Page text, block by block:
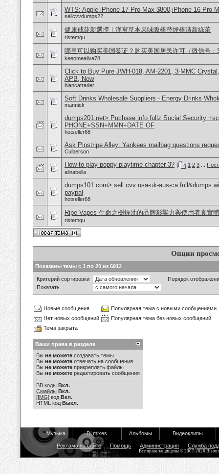
WTS: Apple iPhone 17 Pro Max $800,iPhone 16 Pro
sellcvvdumps22
健康戒菸新選擇｜漢宮草本果味吸棒替煙棒清新綠茶
ristemqu
哪里可以购买美国签证？购买美国居民许可（微信号：
keepmealive78
Click to Buy Pure JWH-018, AM-2201, 3-MMC
APB, Now
blancatrader
Soft Drinks Wholesale Suppliers - Energy Drinks
mannick
dumps201.net> Puchase info fullz Social Security
PHONE+SSN+MMN+DATE OF
hotseller68
Ask Pinstripe Alley: Yankees mailbag questions
Culberson
How to play poppy playtime chapter 3? ( 1 2 3
alinabella
dumps101.com> sell cvv:usa-uk-aus-ca full&dumps
paypal
hotseller68
Ripe Vapes 生命之樹煙油的品牌影響力與使用者真實
ristemqu
Опции
Показаны темы с 1 по 20 из 6912
Критерий сортировки
Порядок
Показать
Новые сообщения
Популярная тема с новыми сообщениями
Нет новых сообщений
Популярная тема без новых сообщений
Тема закрыта
Ваши права в разделе
Вы не можете создавать темы
Вы не можете отвечать на сообщения
Вы не можете прикреплять файлы
Вы не можете редактировать сообщения
BB коды Вкл.
Смайлы Вкл.
[IMG] код Вкл.
HTML код Выкл.
Музыка Dj mixes Альбомы Видеоклипы
Реклама на сайте Помощь Администрация Служба
Все права защищены © 2007-2026